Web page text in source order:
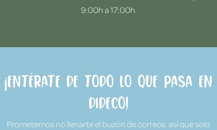
9:00h a 17:00h.
¡Entérate de todo lo que pasa en
Dideco!
Prometemos no llenarte el buzón de correos, así que solo